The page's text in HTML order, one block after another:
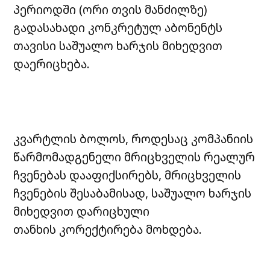
პერიოდში (ორი თვის მანძილზე)
გადასახადი კონკრეტულ აბონენტს
თავისი საშუალო ხარჯის მიხედვით
დაერიცხება.
კვარტლის ბოლოს, როდესაც კომპანიის
წარმომადგენელი მრიცხველის რეალურ
ჩვენებას დააფიქსირებს, მრიცხველის
ჩვენების შესაბამისად, საშუალო ხარჯის
მიხედვით დარიცხული
თანხის კორექტირება მოხდება.